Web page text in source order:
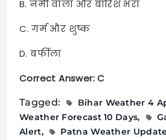
B. नमी वाला और बारिश भरा
C. गर्म और शुष्क
D. बर्फीला
Correct Answer: C
Tagged: Bihar Weather 4
Weather Forecast 10 Days
Alert
Patna Weather